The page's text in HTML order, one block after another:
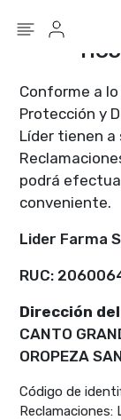
Conforme a
Protección y
Líder tienen a
podrá
conveniente.
Lider Farma
RUC:
Dirección
CANTO
OROPEZA
Código de
Reclamaciones: